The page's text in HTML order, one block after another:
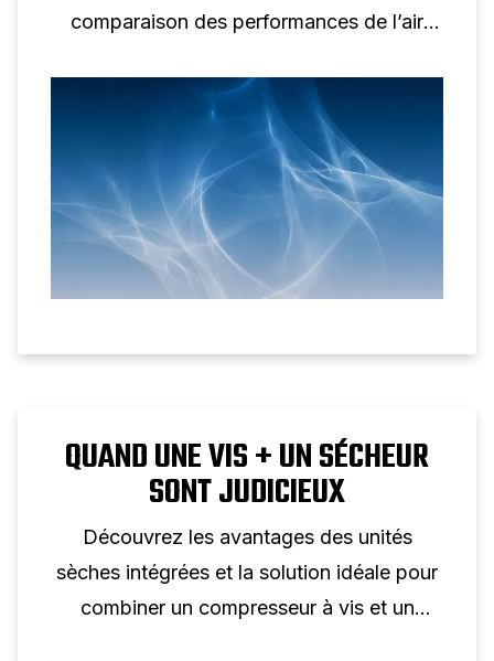
comparaison des performances de l’air
QUAND UNE VIS + UN SÉCHEUR
SONT JUDICIEUX
Découvrez les avantages des unités
sèches intégrées et la solution idéale pour
combiner un compresseur à vis et un